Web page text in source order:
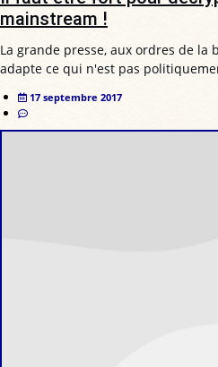
mainstream !
La grande presse, aux ordres de la
adapte ce qui n'est pas
17 septembre 2017